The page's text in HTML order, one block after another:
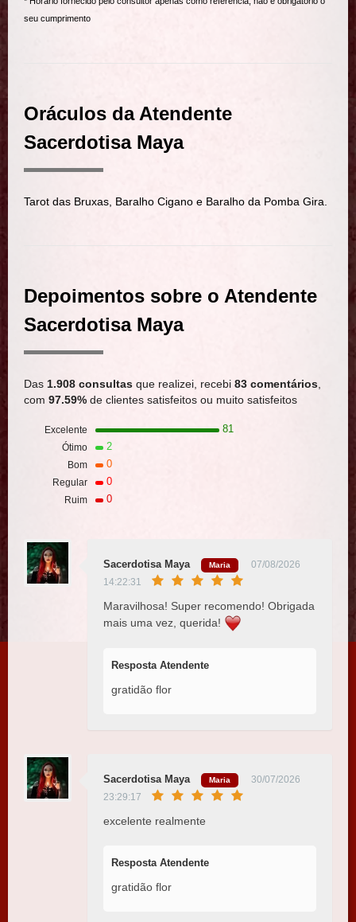
seu cumprimento
Oráculos da Atendente
Sacerdotisa Maya
Tarot das Bruxas, Baralho Cigano e Baralho da Pomba Gira.
Depoimentos sobre o Atendente
Sacerdotisa Maya
Das 1.908 consultas que realizei, recebi 83 comentários
com 97.59% de clientes satisfeitos ou muito satisfeitos
Excelente 81
Ótimo 2
Bom 0
Regular 0
Ruim 0
Sacerdotisa Maya Maria
07/08/2026
14:22:31
Maravilhosa! Super recomendo! Obrigada
mais uma vez, querida!
Resposta Atendente
gratidão flor
Sacerdotisa Maya Maria
30/07/2026
23:29:17
excelente realmente
Resposta Atendente
gratidão flor